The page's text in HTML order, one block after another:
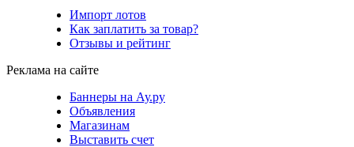
Импорт лотов
Как заплатить за товар?
Отзывы и рейтинг
Реклама на сайте
Баннеры на Ау.ру
Объявления
Магазинам
Выставить счет